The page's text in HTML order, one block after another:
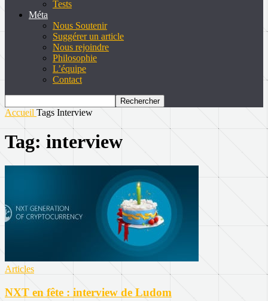
Tests
Méta
Nous Soutenir
Suggérer un article
Nous rejoindre
Philosophie
L’équipe
Contact
Accueil Tags Interview
Tag: interview
Articles
NXT en fête : interview de Ludom